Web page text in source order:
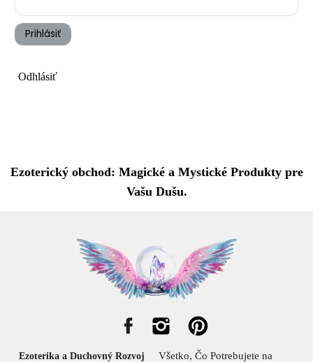
Prihlásiť
Odhlásiť
Ezoterický obchod: Magické a Mystické Produkty pre
Vašu Dušu.
Ezoterika a Duchovný Rozvoj
Všetko, Čo Potrebujete na